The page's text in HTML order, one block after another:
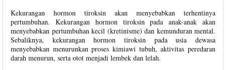
Kekurangan hormon tiroksin akan menyebabkan terhentinya
pertumbuhan. Kekurangan hormon tiroksin pada anak-anak akan
menyebabkan pertumbuhan kecil (kretinisme) dan kemunduran mental.
Sebaliknya, kekurangan hormon tiroksin pada usia dewasa
menyebabkan menurunkan proses kimiawi tubuh, aktivitas peredaran
darah menurun, serta otot menjadi lembek dan lelah.